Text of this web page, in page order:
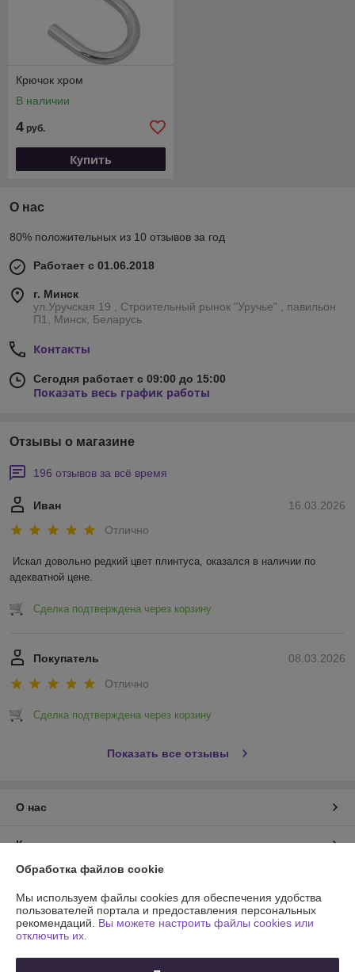
Крючок хром
В наличии
4 руб.
Купить
О нас
80% положительных из 10 отзывов за год
Работает с 01.06.2018
г. Минск
ул.Уручская 19 , Строительный рынок "Уручье" , павильон
П1, Минск, Беларусь
Контакты
Сегодня работает с 09:00 до 15:00
Показать весь график работы
Отзывы о магазине
196 отзывов за всё время
16.03.2026
Иван
Отлично
Искал довольно редкий цвет плинтуса, оказался в наличии по
адекватной цене.
Сделка подтверждена через корзину
08.03.2026
Покупатель
Отлично
Сделка подтверждена через корзину
Показать все отзывы
О нас
Контакты
График работы
Полная версия сайта
Обработка файлов cookie
Мы используем файлы cookies для обеспечения удобства
пользователей портала и предоставления персональных
рекомендаций. Вы можете настроить файлы cookies или
отключить их.